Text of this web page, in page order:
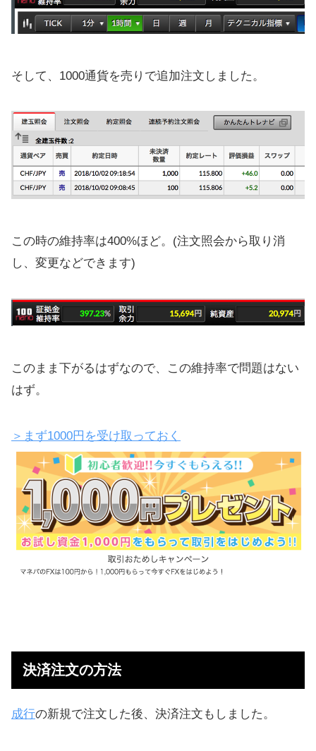
そして、1000通貨を売りで追加注文しました。
この時の維持率は400%ほど。(注文照会から取り消
し、変更などできます)
このまま下がるはずなので、この維持率で問題はない
はず。
＞まず1000円を受け取っておく
決済注文の方法
成行の新規で注文した後、決済注文もしました。